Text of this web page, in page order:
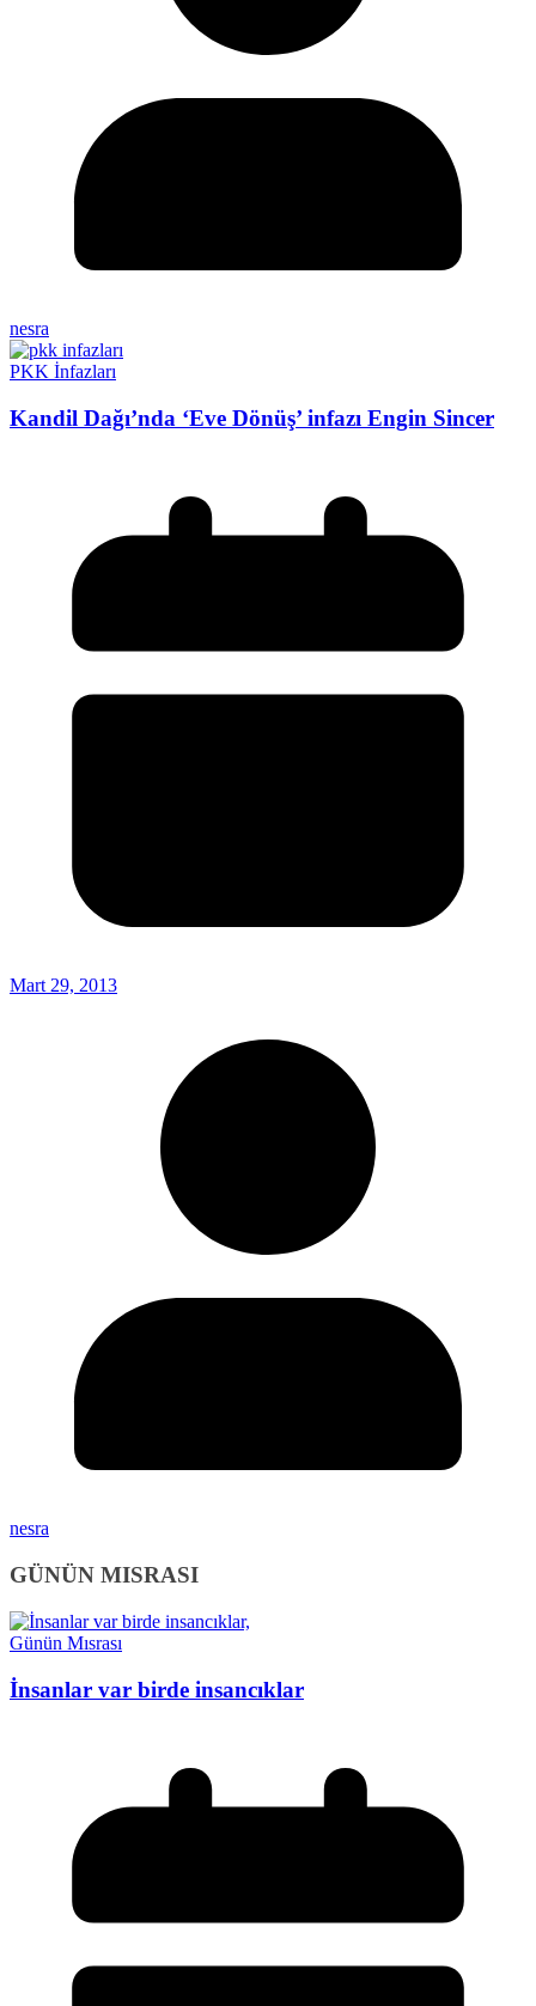
nesra
PKK İnfazları
Kandil Dağı’nda ‘Eve Dönüş’ infazı Engin Sincer
Mart 29, 2013
nesra
GÜNÜN MISRASI
Günün Mısrası
İnsanlar var birde insancıklar